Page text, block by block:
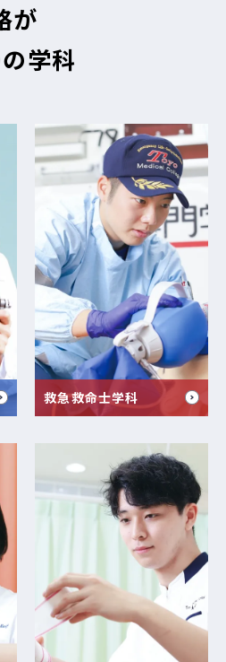
が
学科
救急救命士学科